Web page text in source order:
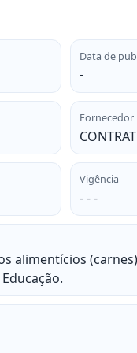
Data de
-
Fornecedor
Vigência
- - -
alimentícios